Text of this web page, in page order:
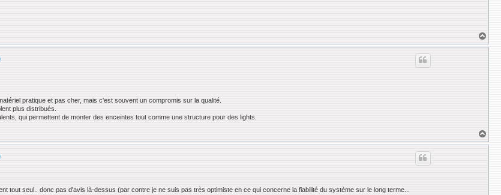
a
pratique et pas cher, mais c'est souvent un compromis sur la qualité.
plus distribués.
qui permettent de monter des enceintes tout comme une structure pour des lights.
a
tout seul.. donc pas d'avis là-dessus (par contre je ne suis pas très optimiste en ce qui concerne la fiabilité du système sur le long terme...